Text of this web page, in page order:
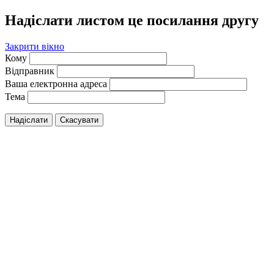
Надіслати листом це посилання другу
Закрити вікно
Кому
Відправник
Ваша електронна адреса
Тема
Надіслати Скасувати